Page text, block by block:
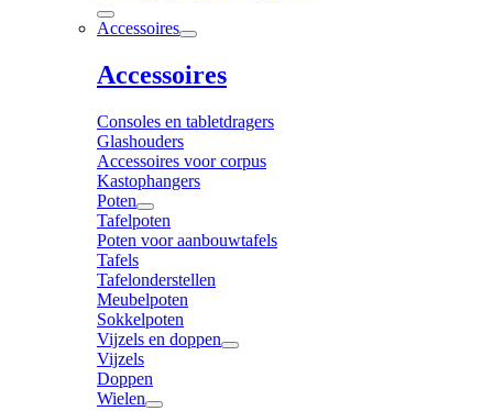
Accessoires
Accessoires
Consoles en tabletdragers
Glashouders
Accessoires voor corpus
Kastophangers
Poten
Tafelpoten
Poten voor aanbouwtafels
Tafels
Tafelonderstellen
Meubelpoten
Sokkelpoten
Vijzels en doppen
Vijzels
Doppen
Wielen